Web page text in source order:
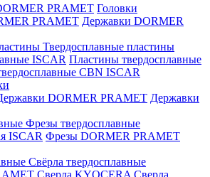
PRAMET Головки
PRAMET Державки DORMER
Твердосплавные пластины
ISCAR Пластины твердосплавные
CBN ISCAR
DORMER PRAMET Державки
Фрезы твердосплавные
ISCAR Фрезы DORMER PRAMET
Свёрла твердосплавные